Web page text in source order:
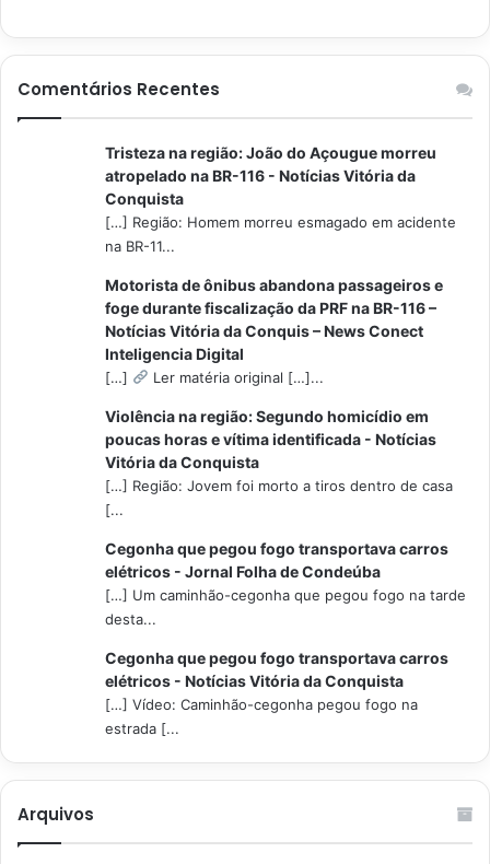
Comentários Recentes
Tristeza na região: João do Açougue morreu
atropelado na BR-116 - Notícias Vitória da
Conquista
[…] Região: Homem morreu esmagado em acidente
na BR-11...
Motorista de ônibus abandona passageiros e
foge durante fiscalização da PRF na BR-116 –
Notícias Vitória da Conquis – News Conect
Inteligencia Digital
[…] Ler matéria original […]...
Violência na região: Segundo homicídio em
poucas horas e vítima identificada - Notícias
Vitória da Conquista
[…] Região: Jovem foi morto a tiros dentro de casa
[...
Cegonha que pegou fogo transportava carros
elétricos - Jornal Folha de Condeúba
[…] Um caminhão-cegonha que pegou fogo na tarde
desta...
Cegonha que pegou fogo transportava carros
elétricos - Notícias Vitória da Conquista
[…] Vídeo: Caminhão-cegonha pegou fogo na
estrada [...
Arquivos